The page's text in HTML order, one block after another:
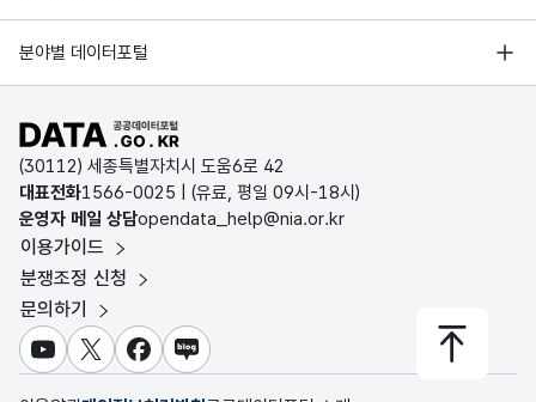
대전광역시_도축검사현황_20220228
대전광역시_도축검사현황_20211231
대전광역시_도축검사현황_20211130
대전광역시_도축검사현황_20211031
국가정보자원관리원
경기데이터드림
D-데이터허브
인천데이터포털
울산광역시 데이터포털
전남광주통합특별시 빅데이터 플랫폼
대전광역시 데이터포털
세종특별자치시 데이터포털
충청북도 데이터허브
분야별 데이터포털
기상자료개방포털
국토교통부 공간정보오픈플랫폼
환경부 환경데이터포털
문화데이터광장
농림축산식품 공공데이터포털
보건의료빅데이터개방시스템
식품의약품안전처 데이터포털
교육통계서비스
공공데이터포털 바로가기
(30112) 세종특별자치시 도움6로 42
대표전화1566-0025 | (유료, 평일 09시-18시)
운영자 메일 상담opendata_help@nia.or.kr
이용가이드
분쟁조정 신청
문의하기
유튜브X 페이스북
블로그